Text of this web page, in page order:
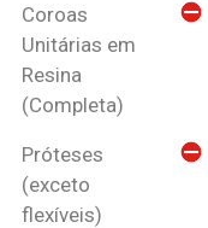
Coroas
Unitárias em
Resina
(Completa)
Próteses
(exceto
flexíveis)